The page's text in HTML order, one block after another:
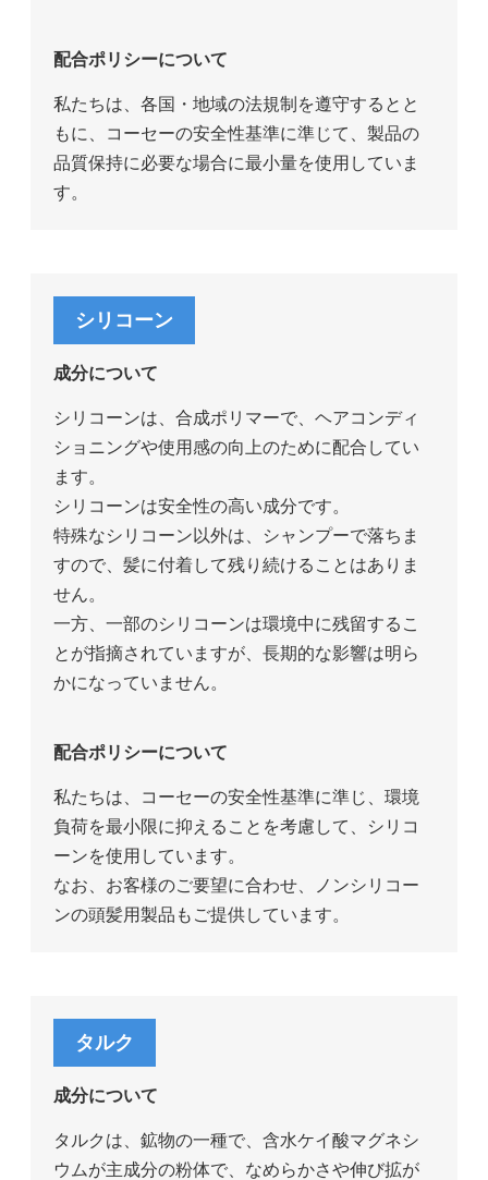
配合ポリシーについて
私たちは、各国・地域の法規制を遵守するとと
もに、コーセーの安全性基準に準じて、製品の
品質保持に必要な場合に最小量を使用していま
す。
シリコーン
成分について
シリコーンは、合成ポリマーで、ヘアコンディ
ショニングや使用感の向上のために配合してい
ます。
シリコーンは安全性の高い成分です。
特殊なシリコーン以外は、シャンプーで落ちま
すので、髪に付着して残り続けることはありま
せん。
一方、一部のシリコーンは環境中に残留するこ
とが指摘されていますが、長期的な影響は明ら
かになっていません。
配合ポリシーについて
私たちは、コーセーの安全性基準に準じ、環境
負荷を最小限に抑えることを考慮して、シリコ
ーンを使用しています。
なお、お客様のご要望に合わせ、ノンシリコー
ンの頭髪用製品もご提供しています。
タルク
成分について
タルクは、鉱物の一種で、含水ケイ酸マグネシ
ウムが主成分の粉体で、なめらかさや伸び拡が